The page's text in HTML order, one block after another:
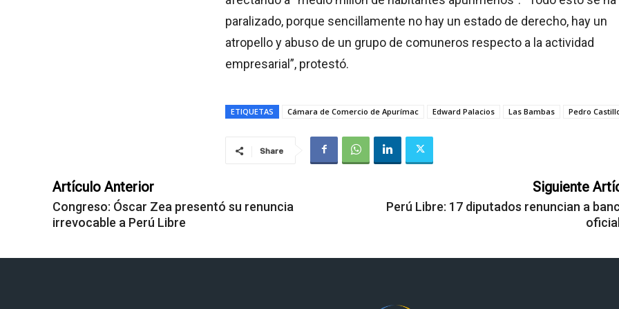
paralizado, porque sencillamente no hay un estado de derecho, hay un
atropello y abuso de un grupo de comuneros respecto a la actividad
empresarial”, protestó.
ETIQUETAS Cámara de Comercio de Apurímac Edward Palacios Las Bambas Pedro
Share
Artículo Anterior
Congreso: Óscar Zea presentó su renuncia
irrevocable a Perú Libre
Siguiente
Perú Libre: 17 diputados renuncian a